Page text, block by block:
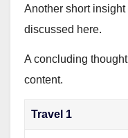
Another short
discussed here.
A concluding
content.
Travel 1